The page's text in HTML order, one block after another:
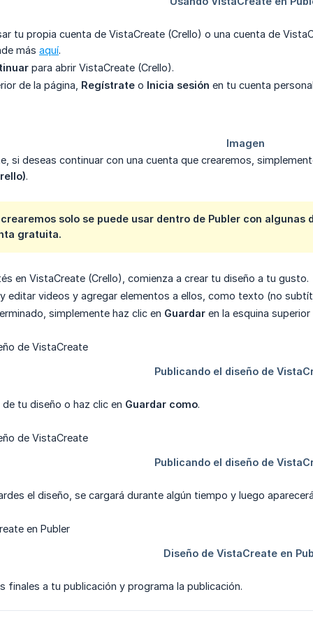
tu propia cuenta de VistaCreate (Crello) o una cuenta de
más aquí.
para abrir VistaCreate (Crello).
de la página, Regístrate o Inicia sesión en tu cuenta
si deseas continuar con una cuenta que crearemos,
.
solo se puede usar dentro de Publer con algunas
gratuita.
en VistaCreate (Crello), comienza a crear tu diseño a tu gusto.
editar videos y agregar elementos a ellos, como texto (no
simplemente haz clic en Guardar en la esquina superior
tu diseño o haz clic en Guardar como.
el diseño, se cargará durante algún tiempo y luego
finales a tu publicación y programa la publicación.